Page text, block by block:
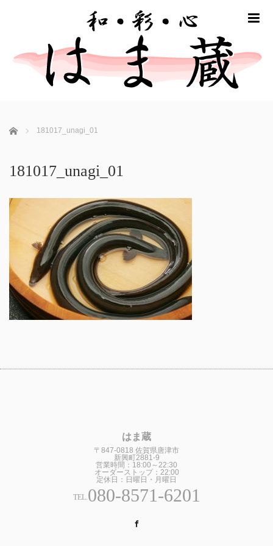
ホーム 181017_unagi_01
181017_unagi_01
はま蔵
〒847-0818 佐賀県唐津市
新興町2881-9
営業時間：18:00～22:30
オーダーストップ：22:00
定休日：日曜日・月曜日
TEL.080-8571-6201